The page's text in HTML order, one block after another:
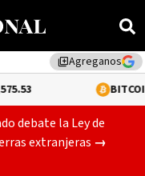
library_addAgreganos
-0.08%
debate la Ley de
extranjeras →